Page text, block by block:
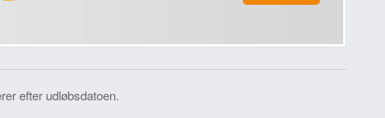
efter udløbsdatoen.